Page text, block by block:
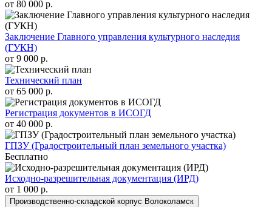
от 80 000 р.
Заключение Главного управления культурного наследия
(ГУКН)
от 9 000 р.
Технический план
от 65 000 р.
Регистрация документов в ИСОГД
от 40 000 р.
ГПЗУ (Градостроительный план земельного участка)
Бесплатно
Исходно-разрешительная документация (ИРД)
от 1 000 р.
Производственно-складской корпус Волоколамск